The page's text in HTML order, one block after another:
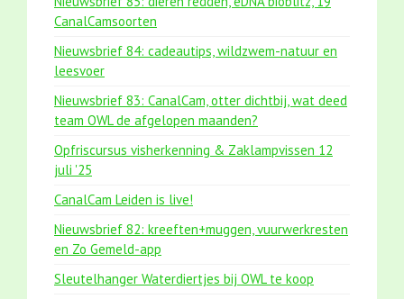
CanalCamsoorten
Nieuwsbrief 84: cadeautips, wildzwem-natuur en
leesvoer
Nieuwsbrief 83: CanalCam, otter dichtbij, wat deed
team OWL de afgelopen maanden?
Opfriscursus visherkenning & Zaklampvissen 12
juli '25
CanalCam Leiden is live!
Nieuwsbrief 82: kreeften+muggen, vuurwerkresten
en Zo Gemeld-app
Sleutelhanger Waterdiertjes bij OWL te koop